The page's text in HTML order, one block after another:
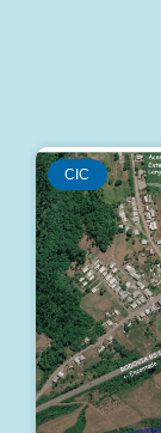
CIC